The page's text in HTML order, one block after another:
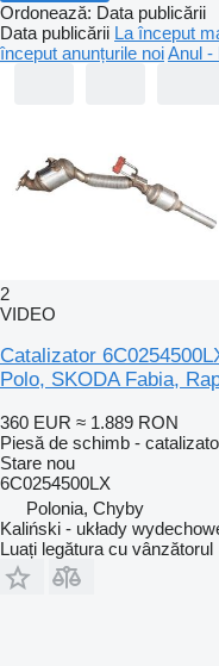
Ordonează: Data publicării
Data publicării La început
început anunțurile noiAnul -
2
VIDEO
Catalizator
Polo, SKODA Fabia,
360 EUR ≈ 1.889 RON
Piesă de schimb -
Stare nou
6C0254500LX
Polonia, Chyby
Kaliński - układy
Luați legătura cu vânzătorul